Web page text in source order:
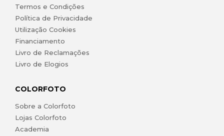
Termos e Condições
Política de Privacidade
Utilização Cookies
Financiamento
Livro de Reclamações
Livro de Elogios
COLORFOTO
Sobre a Colorfoto
Lojas Colorfoto
Academia